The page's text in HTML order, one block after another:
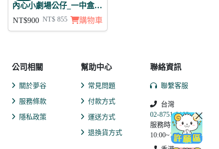
內心小劇場公仔_一中盒(6
款不重複)
NT$900 NT$ 855 購物車
公司相關
關於夢谷
服務條款
隱私政策
幫助中心
常見問題
付款方式
運送方式
退換貨方式
聯絡資訊
聯繫客服
台灣
02-8751-2102
服務時間:
10:00~19:00